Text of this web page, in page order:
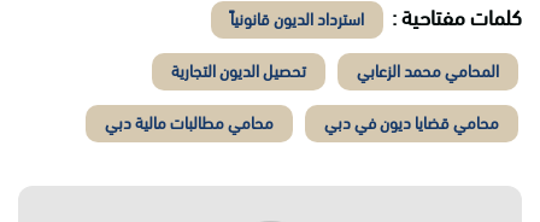
كلمات مفتاحية : استرداد الديون قانونياً
المحامي محمد الزعابي تحصيل الديون التجارية
محامي قضايا ديون في دبي محامي مطالبات مالية دبي